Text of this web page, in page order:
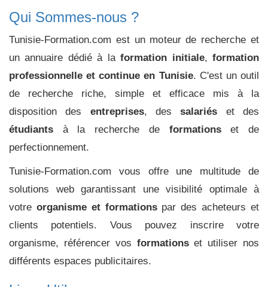
Qui Sommes-nous ?
Tunisie-Formation.com est un moteur de recherche et
un annuaire dédié à laformation initiale,formation
professionnelle et continue en Tunisie. C'est un outil
de recherche riche, simple et efficace mis à la
disposition des entreprises, dessalariés et des
étudiants à la recherche de formationset de
perfectionnement.
Tunisie-Formation.com vous offre une multitude de
solutions web garantissant une visibilité optimale à
votre organisme et formationspar des acheteurs et
clients potentiels. Vous pouvez inscrire votre
organisme, référencer vos formationset utiliser nos
différents espaces publicitaires.